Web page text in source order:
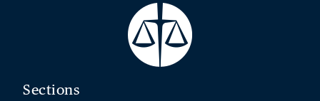
Sections